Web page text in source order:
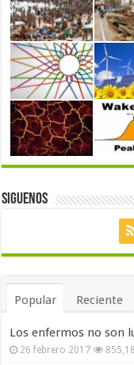
Siguenos
Popular Reciente
Los enfermos no son
26 febrero 2017